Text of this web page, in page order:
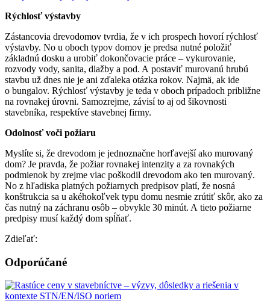
Rýchlosť výstavby
Zástancovia drevodomov tvrdia, že v ich prospech hovorí rýchlosť
výstavby. No u oboch typov domov je predsa nutné položiť
základnú dosku a urobiť dokončovacie práce – vykurovanie,
rozvody vody, sanita, dlažby a pod. A postaviť murovanú hrubú
stavbu už dnes nie je ani zďaleka otázka rokov. Najmä, ak ide
o bungalov. Rýchlosť výstavby je teda v oboch prípadoch približne
na rovnakej úrovni. Samozrejme, závisí to aj od šikovnosti
stavebníka, respektíve stavebnej firmy.
Odolnosť voči požiaru
Myslíte si, že drevodom je jednoznačne horľavejší ako murovaný
dom? Je pravda, že požiar rovnakej intenzity a za rovnakých
podmienok by zrejme viac poškodil drevodom ako ten murovaný.
No z hľadiska platných požiarnych predpisov platí, že nosná
konštrukcia sa u akéhokoľvek typu domu nesmie zrútiť skôr, ako za
čas nutný na záchranu osôb – obvykle 30 minút. A tieto požiarne
predpisy musí každý dom spĺňať.
Zdieľať:
Odporúčané